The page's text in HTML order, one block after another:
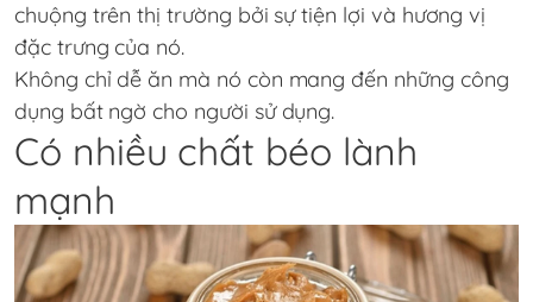
chuộng trên thị trường bởi sự tiện lợi và hương vị
đặc trưng của nó.
Không chỉ dễ ăn mà nó còn mang đến những công
dụng bất ngờ cho người sử dụng.
Có nhiều chất béo lành
mạnh